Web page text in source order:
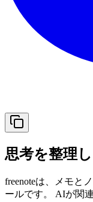
思考を整理
freenoteは、メモと
ールです。 AIが関